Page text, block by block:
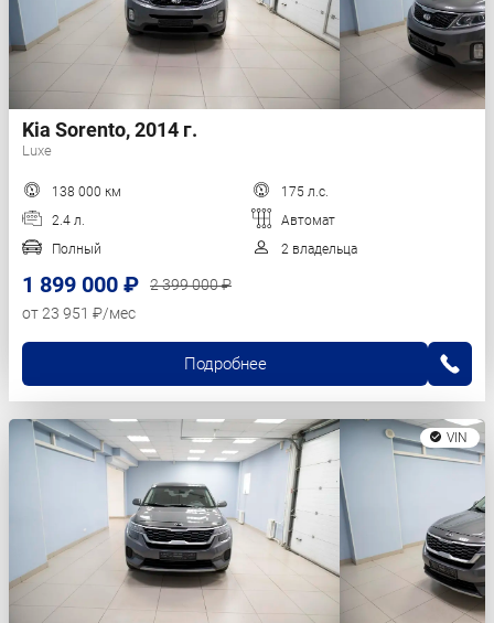
Kia Sorento, 2014 г.
Luxe
138 000 км
175 л.с.
2.4 л.
Автомат
Полный
2 владельца
1 899 000 ₽
2 399 000 ₽
от 23 951 ₽/мес
Подробнее
VIN